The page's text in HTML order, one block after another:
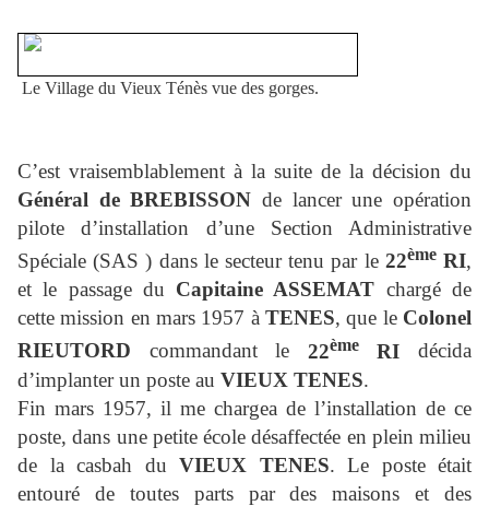
Le Village du Vieux Ténès vue des gorges.
C’est vraisemblablement à la suite de la décision du
Général de BREBISSON de lancer une opération
pilote d’installation d’une Section Administrative
Spéciale (SAS ) dans le secteur tenu par le 22èmeRI,
et le passage du Capitaine ASSEMAT chargé de
cette mission en mars 1957 à TENES, que le Colonel
RIEUTORD commandant le 22èmeRI décida
d’implanter un poste au VIEUX TENES.
Fin mars 1957, il me chargea de l’installation de ce
poste, dans une petite école désaffectée en plein milieu
de la casbah du VIEUX TENES. Le poste était
entouré de toutes parts par des maisons et des